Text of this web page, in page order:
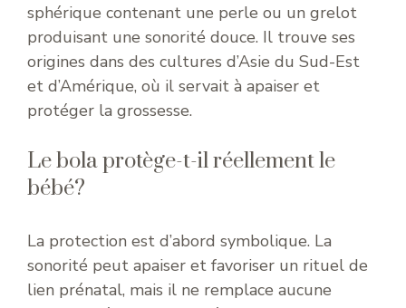
sphérique contenant une perle ou un grelot
produisant une sonorité douce. Il trouve ses
origines dans des cultures d’Asie du Sud-Est
et d’Amérique, où il servait à apaiser et
protéger la grossesse.
Le bola protège-t-il réellement le
bébé?
La protection est d’abord symbolique. La
sonorité peut apaiser et favoriser un rituel de
lien prénatal, mais il ne remplace aucune